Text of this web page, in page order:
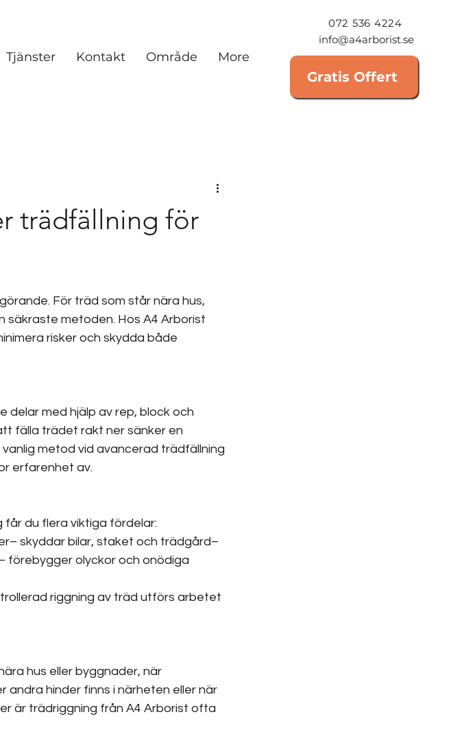
Tjänster Kontakt Område More
072 536 4224
info@a4arborist.se
Gratis Offert
trädfällning för
För träd som står nära hus,
säkraste metoden. Hos A4 Arborist
risker och skydda både
delar med hjälp av rep, block och
fälla trädet rakt ner sänker en
metod vid avancerad trädfällning
erfarenhet av.
du flera viktiga fördelar:
skyddar bilar, staket och trädgård–
förebygger olyckor och onödiga
riggning av träd utförs arbetet
hus eller byggnader, när
andra hinder finns i närheten eller när
är trädriggning från A4 Arborist ofta